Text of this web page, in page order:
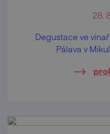
28.
Degustace ve
Pálava v